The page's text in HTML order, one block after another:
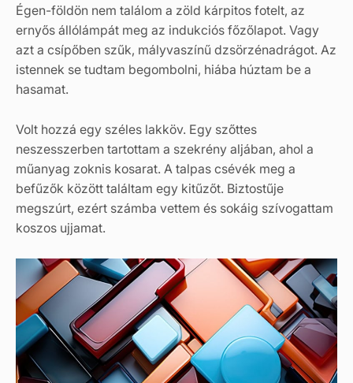
Égen-földön nem találom a zöld kárpitos fotelt, az
ernyős állólámpát meg az indukciós főzőlapot. Vagy
azt a csípőben szűk, mályvaszínű dzsörzénadrágot. Az
istennek se tudtam begombolni, hiába húztam be a
hasamat.
Volt hozzá egy széles lakköv. Egy szőttes
neszesszerben tartottam a szekrény aljában, ahol a
műanyag zoknis kosarat. A talpas csévék meg a
befűzők között találtam egy kitűzőt. Biztostűje
megszúrt, ezért számba vettem és sokáig szívogattam
koszos ujjamat.